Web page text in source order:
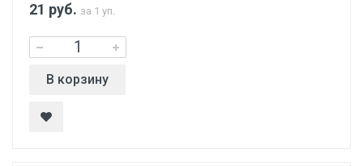
21 руб. за 1 уп.
В корзину